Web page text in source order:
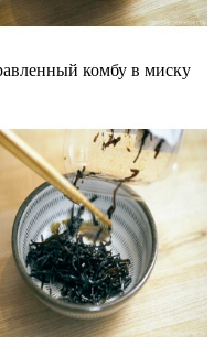
комбу в миску